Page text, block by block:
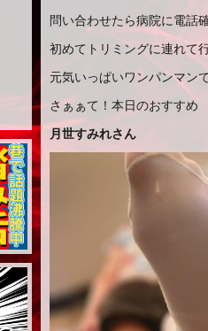
問い合わせたら病院に電話
初めてトリミングに連れて
元気いっぱいワンパンマン
さぁぁて！本日のおすすめ
月世すみれさん